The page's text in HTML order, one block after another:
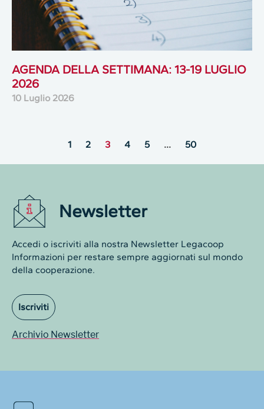
AGENDA DELLA SETTIMANA: 13-19 LUGLIO
2026
10 Luglio 2026
1 2 3 4 5 … 50
Newsletter
Accedi o iscriviti alla nostra Newsletter Legacoop
Informazioni per restare sempre aggiornati sul mondo
della cooperazione.
Iscriviti
Archivio Newsletter